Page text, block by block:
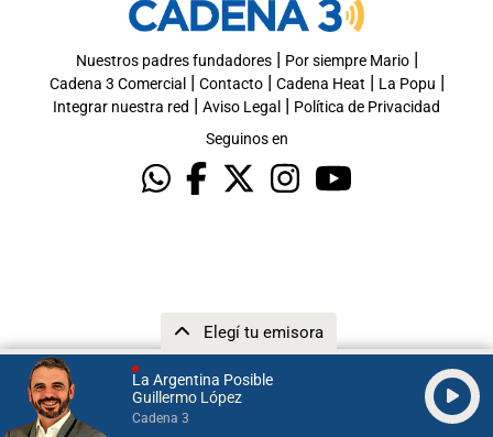
La Argentina Posible
Guillermo López
Cadena 3
Elegí tu emisora
Nuestros padres fundadores| Por siempre Mario|
Cadena 3 Comercial | Contacto| Cadena Heat | La Popu |
Integrar nuestra red | Aviso Legal | Política de Privacidad
Seguinos en